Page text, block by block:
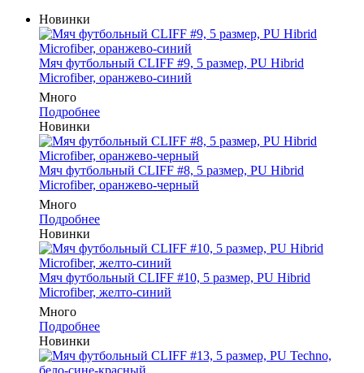
Новинки
Мяч футбольный CLIFF #9, 5 размер, PU Hibrid
Microfiber, оранжево-синий
Много
Подробнее
Новинки
Мяч футбольный CLIFF #8, 5 размер, PU Hibrid
Microfiber, оранжево-черный
Много
Подробнее
Новинки
Мяч футбольный CLIFF #10, 5 размер, PU Hibrid
Microfiber, желто-синий
Много
Подробнее
Новинки